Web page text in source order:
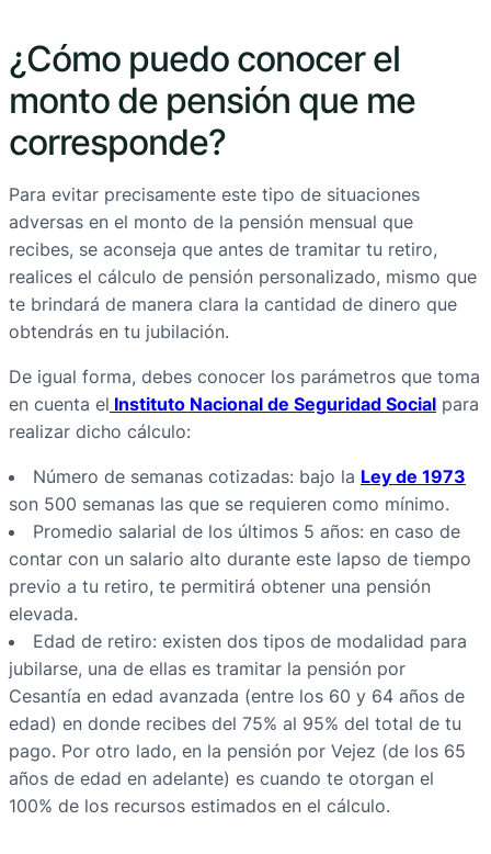
¿Cómo puedo conocer el
monto de pensión que me
corresponde?
Para evitar precisamente este tipo de situaciones
adversas en el monto de la pensión mensual que
recibes, se aconseja que antes de tramitar tu retiro,
realices el cálculo de pensión personalizado, mismo que
te brindará de manera clara la cantidad de dinero que
obtendrás en tu jubilación.
De igual forma, debes conocer los parámetros que toma
en cuenta el Instituto Nacional de Seguridad Social para
realizar dicho cálculo:
Número de semanas cotizadas: bajo la Ley de 1973
son 500 semanas las que se requieren como mínimo.
Promedio salarial de los últimos 5 años: en caso de
contar con un salario alto durante este lapso de tiempo
previo a tu retiro, te permitirá obtener una pensión
elevada.
Edad de retiro: existen dos tipos de modalidad para
jubilarse, una de ellas es tramitar la pensión por
Cesantía en edad avanzada (entre los 60 y 64 años de
edad) en donde recibes del 75% al 95% del total de tu
pago. Por otro lado, en la pensión por Vejez (de los 65
años de edad en adelante) es cuando te otorgan el
100% de los recursos estimados en el cálculo.